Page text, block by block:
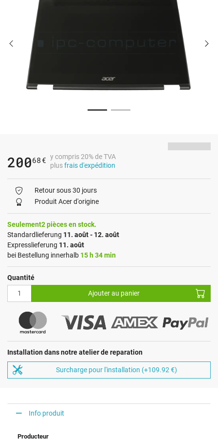
20068 € y compris 20% de TVA
plusfrais d'expédition
Retour sous 30 jours
Produit Acer d'origine
Seulement2 pièces en stock.
Standardlieferung 11. août - 12. août
Expresslieferung 11. août
bei Bestellung innerhalb 15 h 34 min
Quantité
Ajouter au panier
Installation dans notre atelier de reparation
Surcharge pour l'installation (+109.92 €)
Info produit
Producteur